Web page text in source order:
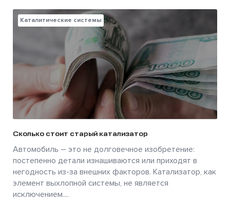
Каталитические системы
Сколько стоит старый катализатор
Автомобиль – это не долговечное изобретение:
постепенно детали изнашиваются или приходят в
негодность из-за внешних факторов. Катализатор, как
элемент выхлопной системы, не является
исключением....